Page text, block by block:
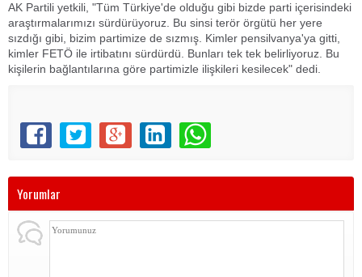
AK Partili yetkili, "Tüm Türkiye'de olduğu gibi bizde parti içerisindeki
araştırmalarımızı sürdürüyoruz. Bu sinsi terör örgütü her yere
sızdığı gibi, bizim partimize de sızmış. Kimler pensilvanya'ya gitti,
kimler FETÖ ile irtibatını sürdürdü. Bunları tek tek belirliyoruz. Bu
kişilerin bağlantılarına göre partimizle ilişkileri kesilecek" dedi.
Yorumlar